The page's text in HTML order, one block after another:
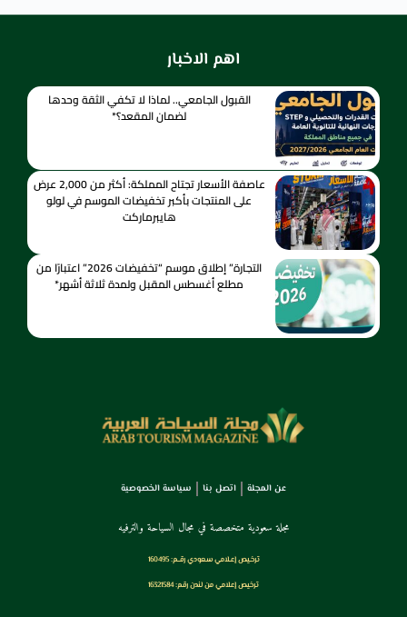
اهم الاخبار
القبول الجامعي.. لماذا لا تكفي الثقة وحدها
لضمان المقعد؟*
عاصفة الأسعار تجتاح المملكة: أكثر من 2,000 عرض
على المنتجات بأكبر تخفيضات الموسم في لولو
هايبرماركت
التجارة” إطلاق موسم “تخفيضات 2026” اعتبارًا من
مطلع أغسطس المقبل ولمدة ثلاثة أشهر*
عن المجلة اتصل بنا سياسة الخصوصية
مجلة سعودية متخصصة في مجال السياحة والترفيه
ترخـيص إعـلامي سـعودي رقــم: 160495
ترخيص إعلامي من لندن رقم: 16321584